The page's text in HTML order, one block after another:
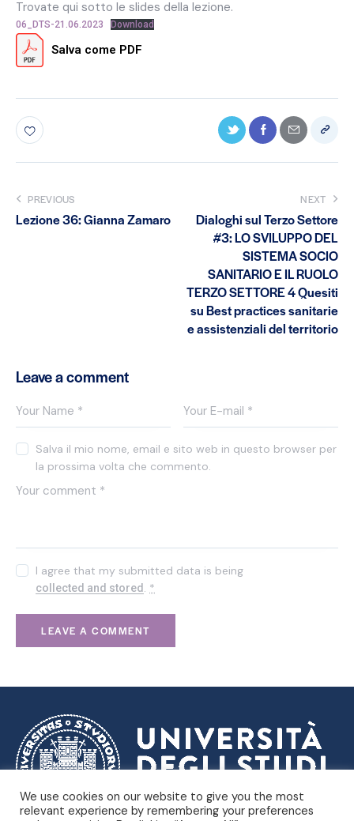
Trovate qui sotto le slides della lezione.
06_DTS-21.06.2023 Download
Salva come PDF
PREVIOUS
Lezione 36: Gianna Zamaro
NEXT
Dialoghi sul Terzo Settore
#3: LO SVILUPPO DEL
SISTEMA SOCIO
SANITARIO E IL RUOLO
TERZO SETTORE 4 Quesiti
su Best practices sanitarie
e assistenziali del territorio
Leave a comment
Salva il mio nome, email e sito web in questo browser per
la prossima volta che commento.
I agree that my submitted data is being
collected and stored . *
We use cookies on our website to give you the most
relevant experience by remembering your preferences